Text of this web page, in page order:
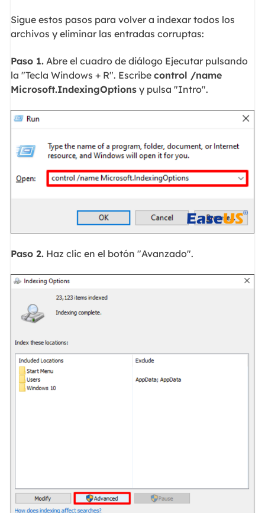
Sigue estos pasos para volver a indexar todos los
archivos y eliminar las entradas corruptas:
Paso 1.Abre el cuadro de diálogo Ejecutar pulsando
la "Tecla Windows + R". Escribe control /name
Microsoft.IndexingOptionsy pulsa "Intro".
Paso 2.Haz clic en el botón "Avanzado".